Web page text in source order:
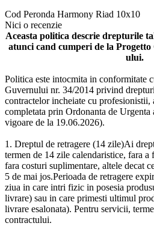
Cod Peronda Harmony Riad 10x10
Nici o recenzie
Aceasta politica descrie drepturile
atunci cand cumperi de la
ului.
Politica este intocmita in conformitate
Guvernului nr. 34/2014 privind
contractelor incheiate cu
completata prin Ordonanta de
vigoare de la 19.06.2026).
1. Dreptul de retragere (14 zile)Ai
termen de 14 zile calendaristice, fara
fara costuri suplimentare, altele decat
5 de mai jos.Perioada de retragere
ziua in care intri fizic in posesia
livrare) sau in care primesti ultimul
livrare esalonata). Pentru servicii,
contractului.